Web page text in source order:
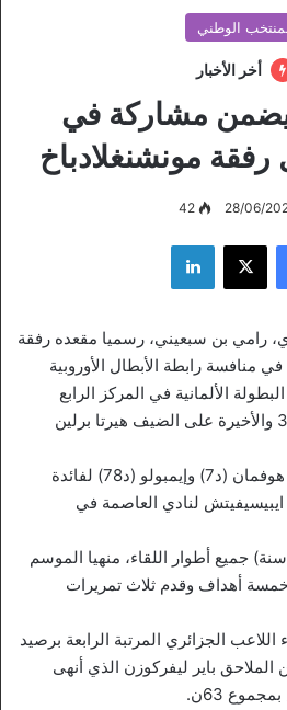
الوطني
أخر الأخبار
مشاركة في
رفقة مونشنغلادباخ
28/06/
42
فيسبوك ‫X لينكدإن
رامي بن سبعيني، رسميا مقعده رفقة
في منافسة رابطة الأبطال الأوروبية
الألمانية في المركز الرابع
بفضل الفوز في الجولة ال34 والأخيرة على الضيف هيرتا برلين
وسجل أهداف اللقاء كل من هوفمان (د7) وإيمبولو (د78) لفائدة
ايبيسيفيتش لنادي العاصمة في
ولعب الدولي الجزائري (25 سنة) جميع أطوار اللقاء، منهيا الموسم
خمسة أهداف وقدم ثلاث تمريرات
الجزائري المرتبة الرابعة برصيد
الملاحق باير ليفركوزن الذي أنهى
63ن.